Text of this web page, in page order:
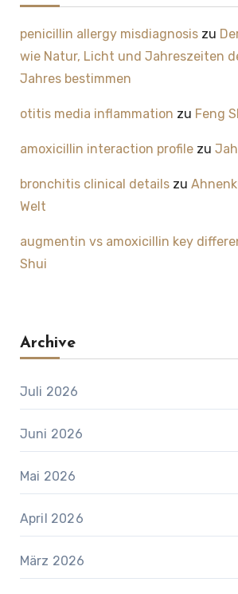
penicillin allergy misdiagnosiszu
wie Natur, Licht und Jahreszeiten
Jahres bestimmen
otitis media inflammation zu Feng
amoxicillin interaction profilezu
bronchitis clinical detailszu
Welt
augmentin vs amoxicillin key
Shui
Archive
Juli 2026
Juni 2026
Mai 2026
April 2026
März 2026